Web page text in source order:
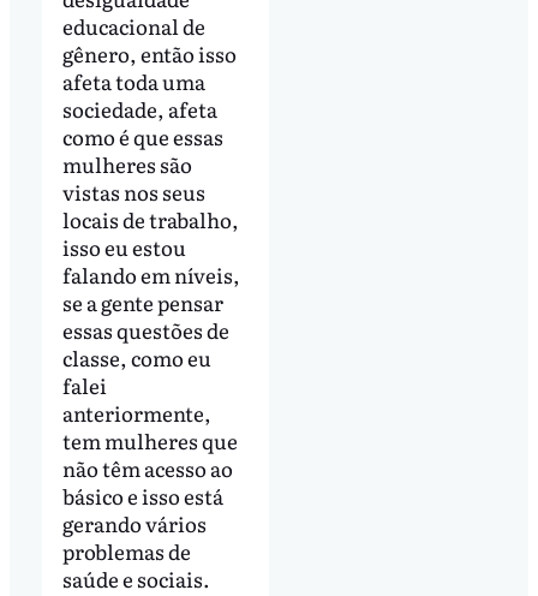
educacional de
gênero, então isso
afeta toda uma
sociedade, afeta
como é que essas
mulheres são
vistas nos seus
locais de trabalho,
isso eu estou
falando em níveis,
se a gente pensar
essas questões de
classe, como eu
falei
anteriormente,
tem mulheres que
não têm acesso ao
básico e isso está
gerando vários
problemas de
saúde e sociais.